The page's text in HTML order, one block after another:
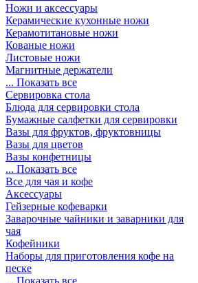
Ножи и аксессуары
Керамические кухонные ножи
Керамотитановые ножи
Кованые ножи
Листовые ножи
Магнитные держатели
... Показать все
Сервировка стола
Блюда для сервировки стола
Бумажные салфетки для сервировки
Вазы для фруктов, фруктовницы
Вазы для цветов
Вазы конфетницы
... Показать все
Все для чая и кофе
Аксессуары
Гейзерные кофеварки
Заварочные чайники и заварники для
чая
Кофейники
Наборы для приготовления кофе на
песке
... Показать все